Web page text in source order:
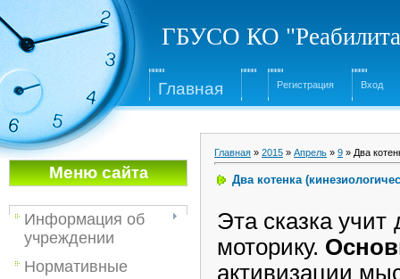
ГБУСО КО
Главная Регистрация Вход
Меню сайта
Информация об
учреждении
Нормативные
Главная » 2015 » Апрель » 9 » Два
Два котенка
Эта сказка
моторику.
активизации